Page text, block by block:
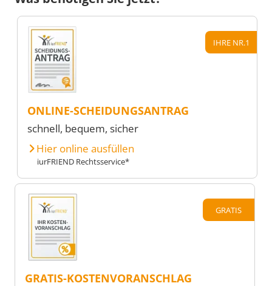
IHRE NR.1
ONLINE-SCHEIDUNGSANTRAG
schnell, bequem, sicher
Hier online ausfüllen
iurFRIEND Rechtsservice*
GRATIS
GRATIS-KOSTENVORANSCHLAG